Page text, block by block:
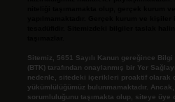
Sitemiz, 5651 Sayılı Kanun gereğince
(BTK) tarafından onaylanmış bir Yer
nedenle, sitedeki içerikleri proaktif olarak
yükümlülüğümüz bulunmamaktadır.
sorumluluğunu taşımakta olup, siteye üye